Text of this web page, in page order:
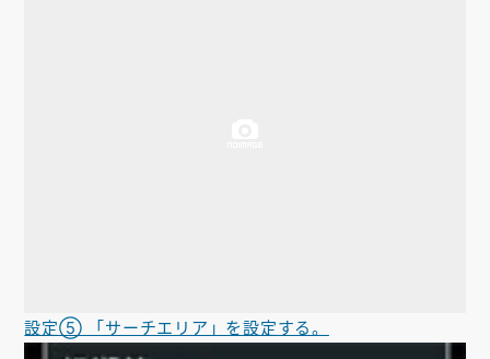
設定⑤ 「サーチエリア」を設定する。